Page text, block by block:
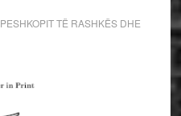
PESHKOPIT TË RASHKËS DHE